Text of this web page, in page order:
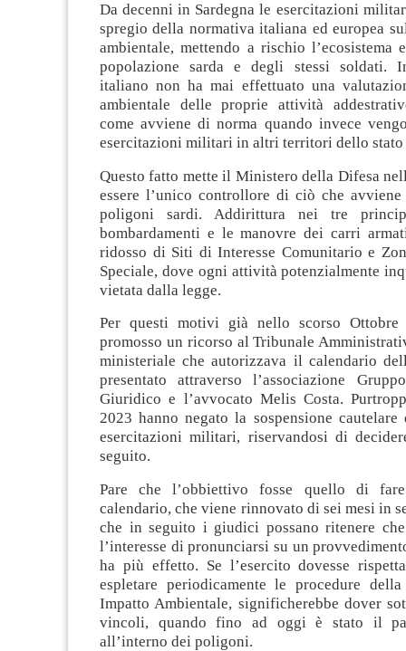
Da decenni in Sardegna le esercitazioni
spregio della normativa italiana ed europea
ambientale, mettendo a rischio l’ecosistema
popolazione sarda e degli stessi soldati.
italiano non ha mai effettuato una
ambientale delle proprie attività
come avviene di norma quando invece
esercitazioni militari in altri territori dello
Questo fatto mette il Ministero della Difesa
essere l’unico controllore di ciò che
poligoni sardi. Addirittura nei tre
bombardamenti e le manovre dei carri
ridosso di Siti di Interesse Comunitario e
Speciale, dove ogni attività potenzialmente
vietata dalla legge.
Per questi motivi già nello scorso Ottobre
promosso un ricorso al Tribunale
ministeriale che autorizzava il calendario
presentato attraverso l’associazione
Giuridico e l’avvocato Melis Costa.
2023 hanno negato la sospensione cautelare
esercitazioni militari, riservandosi di
seguito.
Pare che l’obbiettivo fosse quello di
calendario, che viene rinnovato di sei mesi in
che in seguito i giudici possano ritenere
l’interesse di pronunciarsi su un
ha più effetto. Se l’esercito dovesse
espletare periodicamente le procedure
Impatto Ambientale, significherebbe dover
vincoli, quando fino ad oggi è stato il
all’interno dei poligoni.